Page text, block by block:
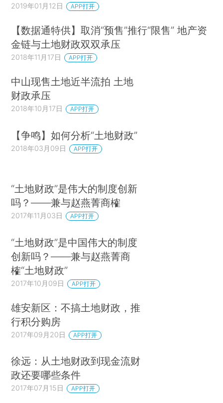
2019年01月12日 APP打开
【数据通特供】取消“预售”推行“限售” 地产资
金链与土地财政双双承压
2018年11月17日 APP打开
中山现售土地近半流拍 土地
财政承压
2018年10月17日 APP打开
【争鸣】如何分析“土地财政”
2018年03月09日 APP打开
“土地财政”是伟大的制度创新
吗？——兼与赵燕菁商榷
2017年11月03日 APP打开
“土地财政”是中国伟大的制度
创新吗？——兼与赵燕菁商
榷“土地财政”
2017年10月09日 APP打开
雄安新区：不搞土地财政，推
行积分购房
2017年09月20日 APP打开
徐远：从土地财政到现金流财
政还要哪些条件
2017年07月15日 APP打开